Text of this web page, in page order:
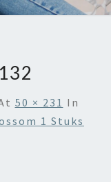
50 × 231 In
1 Stuks